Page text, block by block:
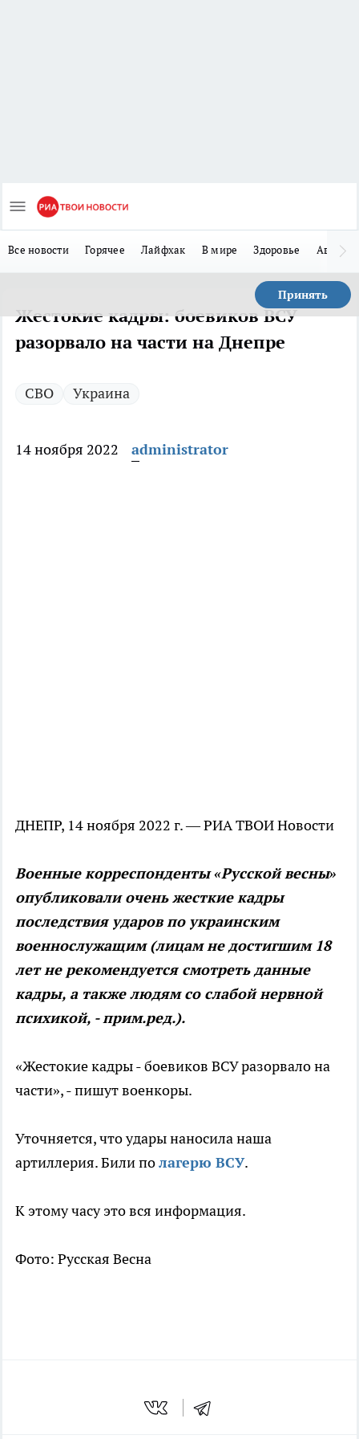
Все новости Горячее Лайфхак В мире Здоровье Авто
Принять
Жестокие кадры: боевиков ВСУ
разорвало на части на Днепре
СВО Украина
14 ноября 2022 administrator
ДНЕПР, 14 ноября 2022 г. — РИА ТВОИ Новости
Военные корреспонденты «Русской весны»
опубликовали очень жесткие кадры
последствия ударов по украинским
военнослужащим (лицам не достигшим 18
лет не рекомендуется смотреть данные
кадры, а также людям со слабой нервной
психикой, - прим.ред.).
«Жестокие кадры - боевиков ВСУ разорвало на
части», - пишут военкоры.
Уточняется, что удары наносила наша
артиллерия. Били полагерю ВСУ.
К этому часу это вся информация.
Фото: Русская Весна